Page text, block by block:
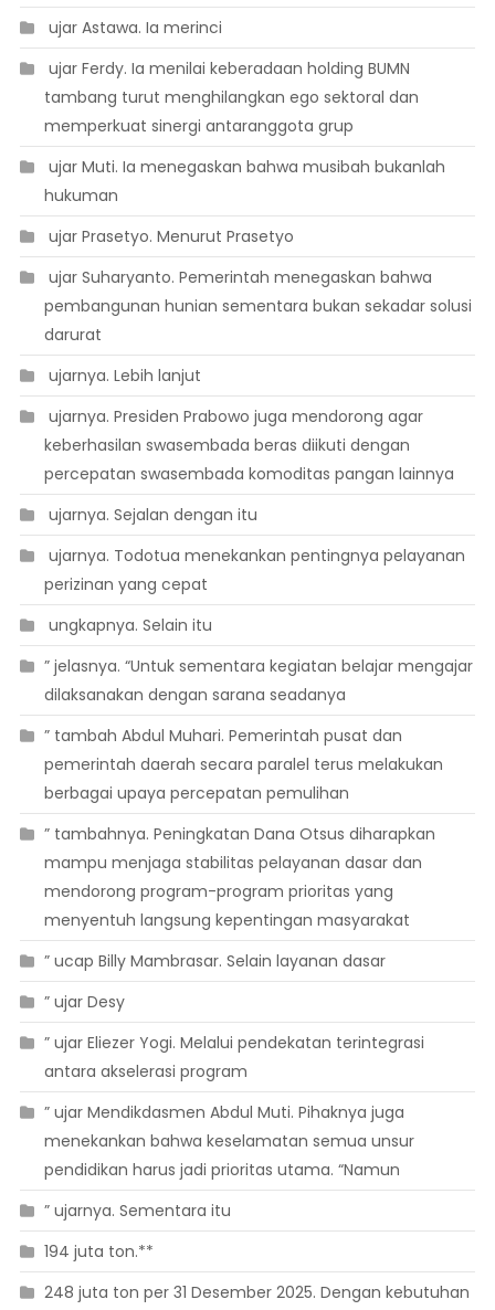
 ujar Astawa. Ia merinci
 ujar Ferdy. Ia menilai keberadaan holding BUMN
tambang turut menghilangkan ego sektoral dan
memperkuat sinergi antaranggota grup
 ujar Muti. Ia menegaskan bahwa musibah bukanlah
hukuman
 ujar Prasetyo. Menurut Prasetyo
 ujar Suharyanto. Pemerintah menegaskan bahwa
pembangunan hunian sementara bukan sekadar solusi
darurat
 ujarnya. Lebih lanjut
 ujarnya. Presiden Prabowo juga mendorong agar
keberhasilan swasembada beras diikuti dengan
percepatan swasembada komoditas pangan lainnya
 ujarnya. Sejalan dengan itu
 ujarnya. Todotua menekankan pentingnya pelayanan
perizinan yang cepat
 ungkapnya. Selain itu
” jelasnya. “Untuk sementara kegiatan belajar mengajar
dilaksanakan dengan sarana seadanya
” tambah Abdul Muhari. Pemerintah pusat dan
pemerintah daerah secara paralel terus melakukan
berbagai upaya percepatan pemulihan
” tambahnya. Peningkatan Dana Otsus diharapkan
mampu menjaga stabilitas pelayanan dasar dan
mendorong program-program prioritas yang
menyentuh langsung kepentingan masyarakat
” ucap Billy Mambrasar. Selain layanan dasar
” ujar Desy
” ujar Eliezer Yogi. Melalui pendekatan terintegrasi
antara akselerasi program
” ujar Mendikdasmen Abdul Muti. Pihaknya juga
menekankan bahwa keselamatan semua unsur
pendidikan harus jadi prioritas utama. “Namun
” ujarnya. Sementara itu
194 juta ton.**
248 juta ton per 31 Desember 2025. Dengan kebutuhan